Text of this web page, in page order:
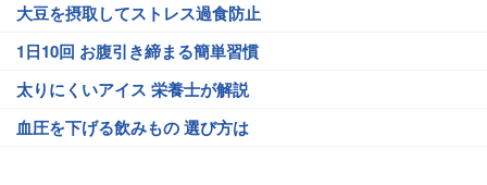
大豆を摂取してストレス過食防止
1日10回 お腹引き締まる簡単習慣
太りにくいアイス 栄養士が解説
血圧を下げる飲みもの 選び方は